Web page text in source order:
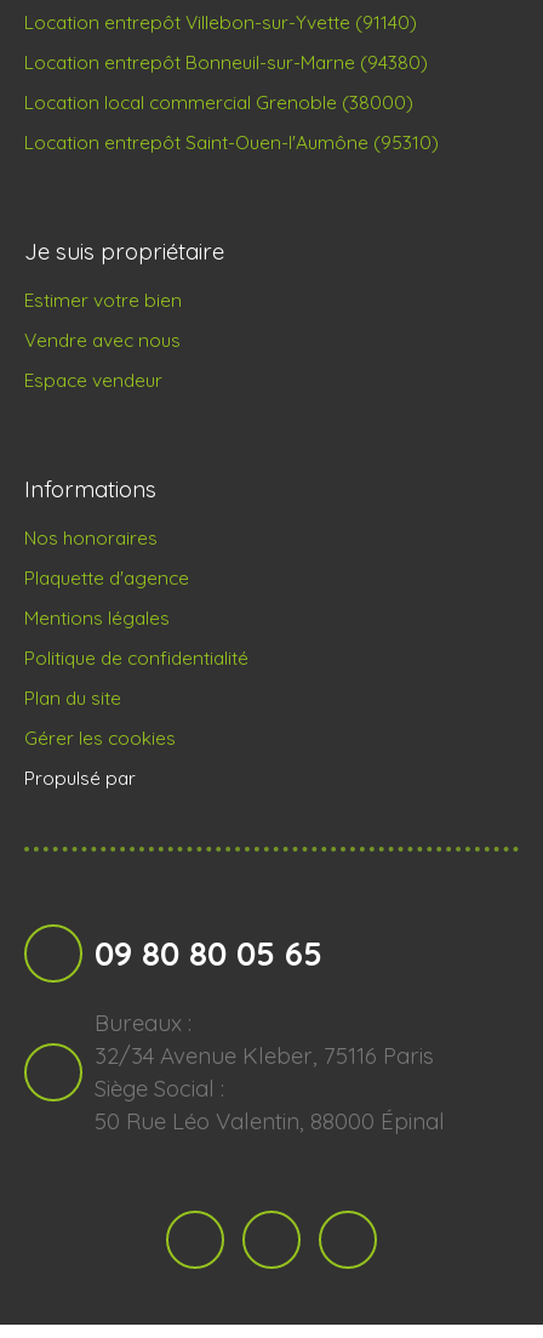
Location entrepôt Villebon-sur-Yvette (91140)
Location entrepôt Bonneuil-sur-Marne (94380)
Location local commercial Grenoble (38000)
Location entrepôt Saint-Ouen-l'Aumône (95310)
Je suis propriétaire
Estimer votre bien
Vendre avec nous
Espace vendeur
Informations
Nos honoraires
Plaquette d'agence
Mentions légales
Politique de confidentialité
Plan du site
Gérer les cookies
Propulsé par
09 80 80 05 65
Bureaux :
32/34 Avenue Kleber, 75116 Paris
Siège Social :
50 Rue Léo Valentin, 88000 Épinal